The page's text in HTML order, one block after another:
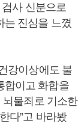
사 신분으로
는 진심을 느꼈
강이상에도 불
합이고 화합을
뇌물죄로 기소한
다”고 바라봤